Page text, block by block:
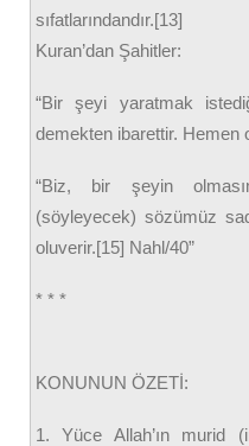
sıfatlarındandır.[13]
Kuran’dan Şahitler:
“Bir şeyi yaratmak
demekten ibarettir. Hemen
“Biz, bir şeyin
(söyleyecek) sözümüz
oluverir.[15] Nahl/40”
* * *
KONUNUN ÖZETİ:
1. Yüce Allah’ın murid